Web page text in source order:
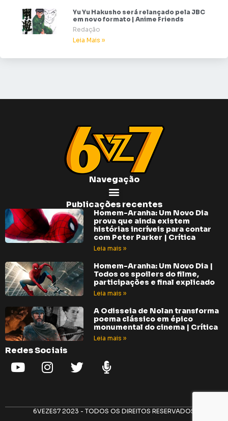
Yu Yu Hakusho será relançado pela JBC
em novo formato | Anime Friends
Redação
Leia Mais »
Navegação
Publicações recentes
Homem-Aranha: Um Novo Dia
prova que ainda existem
histórias incríveis para contar
com Peter Parker | Crítica
Leia mais »
Homem-Aranha: Um Novo Dia |
Todos os spoilers do filme,
participações e final explicado
Leia mais »
A Odisseia de Nolan transforma
poema clássico em épico
monumental do cinema | Crítica
Leia mais »
Redes Sociais
6VEZES7 2023 - TODOS OS DIREITOS RESERVADOS